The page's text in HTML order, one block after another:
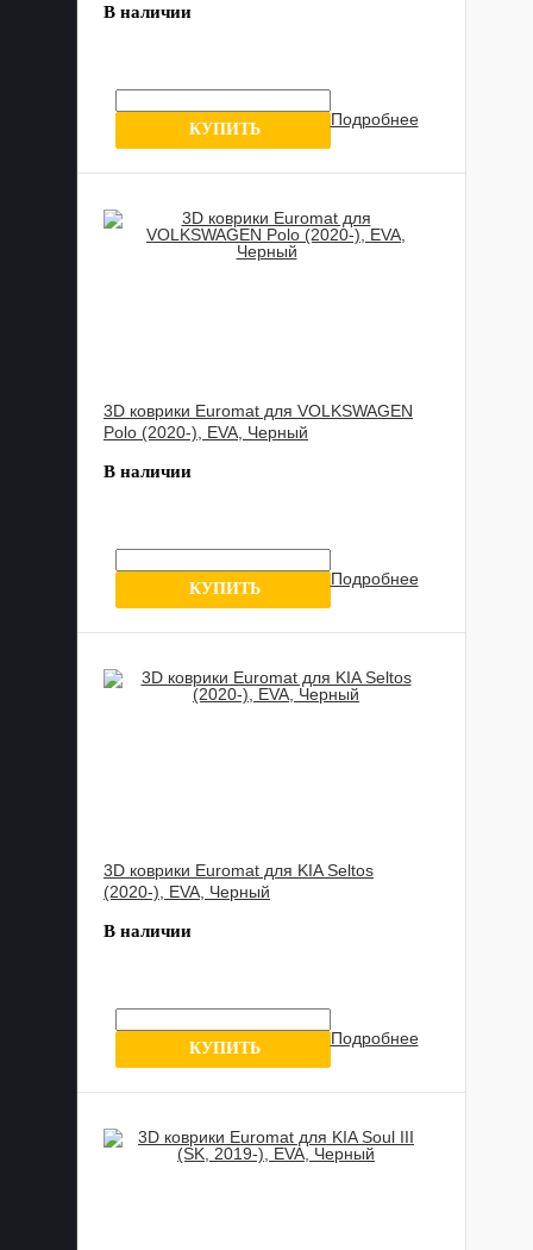
В наличии
КУПИТЬ
Подробнее
3D коврики Euromat для VOLKSWAGEN
Polo (2020-), EVA, Черный
В наличии
КУПИТЬ
Подробнее
3D коврики Euromat для KIA Seltos
(2020-), EVA, Черный
В наличии
КУПИТЬ
Подробнее